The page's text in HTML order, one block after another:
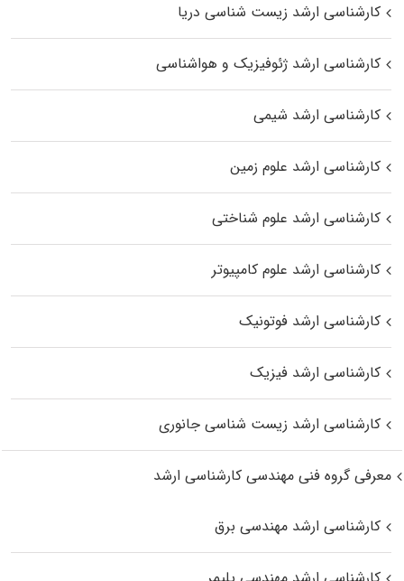
کارشناسی ارشد زیست‌ شناسی دریا
کارشناسی ارشد ژئوفیزیک و هواشناسی
کارشناسی ارشد شیمی
کارشناسی ارشد علوم زمین
کارشناسی ارشد علوم شناختی
کارشناسی ارشد علوم کامپیوتر
کارشناسی ارشد فوتونیک
کارشناسی ارشد فیزیک
کارشناسی ارشد زیست‌ شناسی جانوری
معرفی گروه فنی مهندسی کارشناسی ارشد
کارشناسی ارشد مهندسی برق